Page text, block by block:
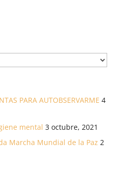
PARA AUTOBSERVARME 4
mental 3 octubre, 2021
Marcha Mundial de la Paz 2